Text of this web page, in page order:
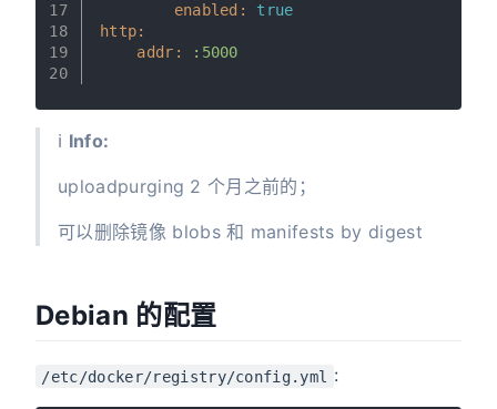
17
18
19
20
enabled:
true
http:
addr:
:5000
ℹ️ Info:
uploadpurging 2 个月之前的；
可以删除镜像 blobs 和 manifests by digest
Debian 的配置
/etc/docker/registry/config.yml :